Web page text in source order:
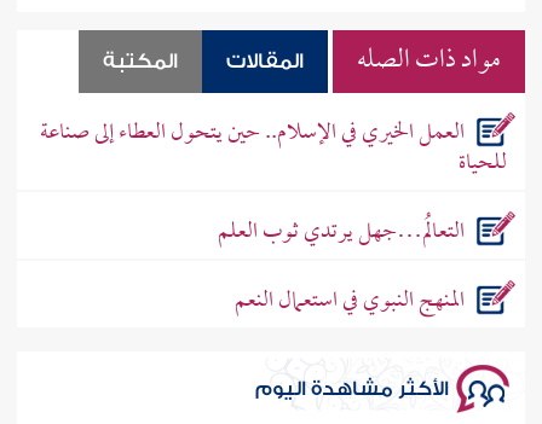
مواد ذات الصله المقالات المكتبة
العمل الخيري في الإسلام.. حين يتحول العطاء إلى صناعة
للحياة
التعالُم…جهل يرتدي ثوب العلم
المنهج النبوي في استعمال النعم
الأكثر مشاهدة اليوم